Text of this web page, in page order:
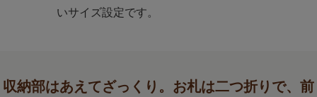
いサイズ設定です。
収納部はあえてざっくり。お札は二つ折りで、前